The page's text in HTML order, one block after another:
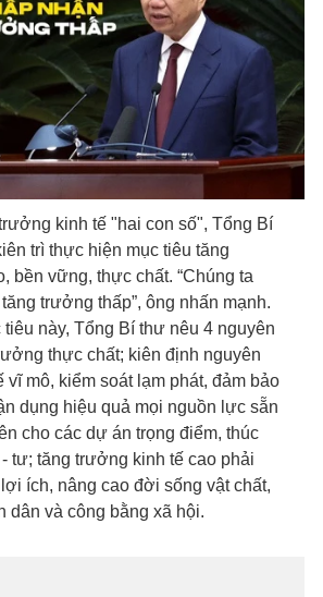
kinh tế "hai con số", Tổng Bí
trì thực hiện mục tiêu tăng
bền vững, thực chất. “Chúng ta
tăng trưởng thấp”, ông nhấn mạnh.
tiêu này, Tổng Bí thư nêu 4 nguyên
thực chất; kiên định nguyên
vĩ mô, kiểm soát lạm phát, đảm bảo
dụng hiệu quả mọi nguồn lực sẵn
cho các dự án trọng điểm, thúc
tư; tăng trưởng kinh tế cao phải
ích, nâng cao đời sống vật chất,
dân và công bằng xã hội.